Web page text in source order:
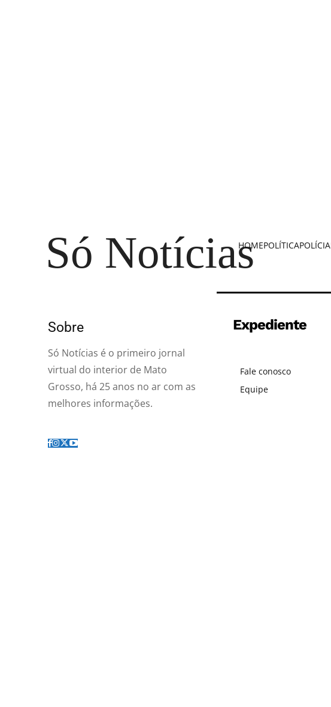
Só Notícias
HOMEPOLÍTICAPOLÍCIA
Sobre
Só Notícias é o primeiro jornal
virtual do interior de Mato
Grosso, há 25 anos no ar com as
melhores informações.
Expediente
Fale conosco
Equipe